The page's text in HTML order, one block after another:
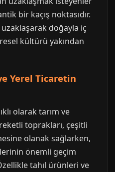
bir kaçış noktasıdır.
doğayla iç
kültürü yakından
Yerel Ticaretin
olarak tarım ve
toprakları, çeşitli
olanak sağlarken,
önemli geçim
tahıl ürünleri ve